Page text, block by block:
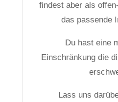
findest aber als
das passende
Du hast eine
Einschränkung die
Lass uns